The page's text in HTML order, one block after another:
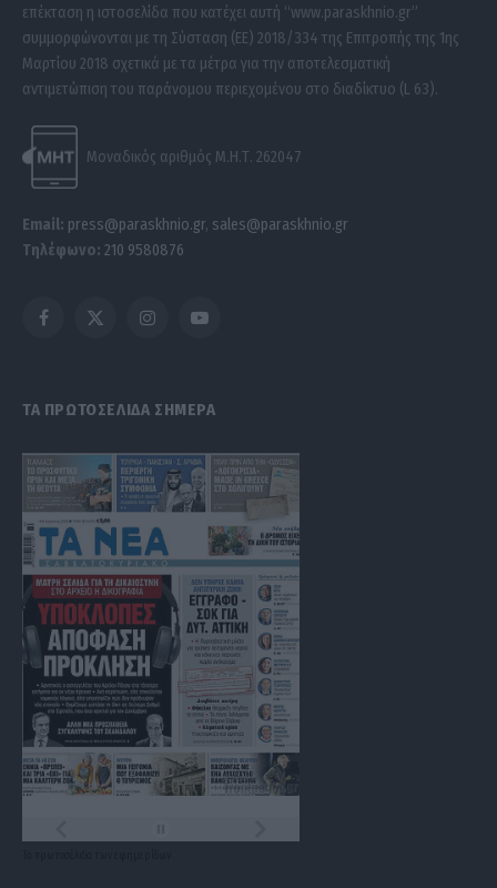
επέκταση η ιστοσελίδα που κατέχει αυτή “www.paraskhnio.gr”
συμμορφώνονται με τη Σύσταση (ΕΕ) 2018/334 της Επιτροπής της 1ης
Μαρτίου 2018 σχετικά με τα μέτρα για την αποτελεσματική
αντιμετώπιση του παράνομου περιεχομένου στο διαδίκτυο (L 63).
Μοναδικός αριθμός Μ.Η.Τ. 262047
Email: press@paraskhnio.gr, sales@paraskhnio.gr
Τηλέφωνο: 210 9580876
Facebook
X
InstagramYouTube
ΤΑ ΠΡΩΤΟΣΕΛΙΔΑ ΣΗΜΕΡΑ